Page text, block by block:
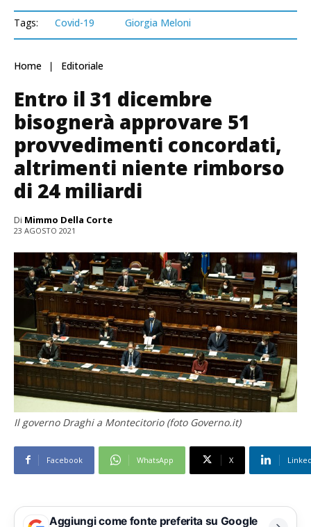
Tags: Covid-19 Giorgia Meloni
Home Editoriale
Entro il 31 dicembre
bisognerà approvare 51
provvedimenti concordati,
altrimenti niente rimborso
di 24 miliardi
Di Mimmo Della Corte
23 AGOSTO 2021
Il governo Draghi a Montecitorio (foto Governo.it)
Facebook WhatsApp X
Aggiungi come fonte preferita su Google